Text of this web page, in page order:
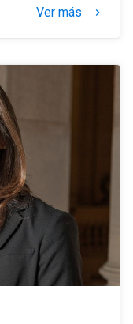
Ver más keyboard_arrow_right